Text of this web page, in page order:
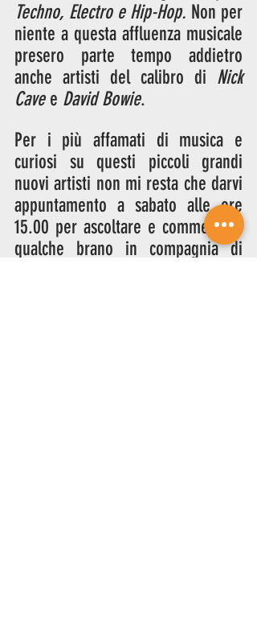
Techno, Electro e Hip-Hop. Non per
niente a questa affluenza musicale
presero parte tempo addietro
anche artisti del calibro di Nick
Cave e David Bowie.
Per i più affamati di musica e
curiosi su questi piccoli grandi
nuovi artisti non mi resta che darvi
appuntamento a sabato alle ore
15.00 per ascoltare e commentare